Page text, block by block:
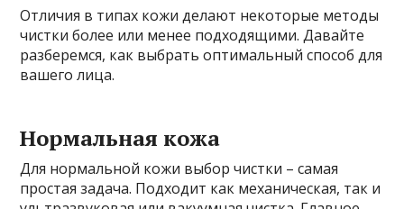
Отличия в типах кожи делают некоторые методы
чистки более или менее подходящими. Давайте
разберемся, как выбрать оптимальный способ для
вашего лица.
Нормальная кожа
Для нормальной кожи выбор чистки – самая
простая задача. Подходит как механическая, так и